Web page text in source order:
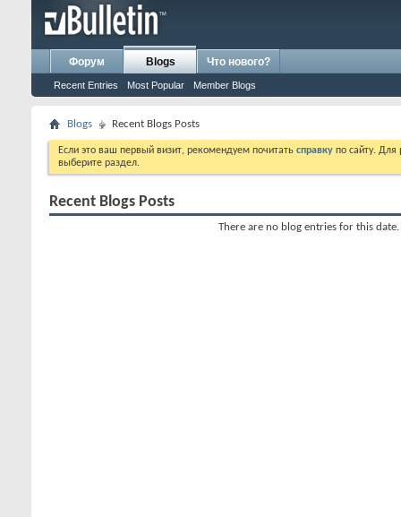
Форум Blogs
Recent Entries Most Popular Member Blogs
Что нового?
Blogs Recent Blogs Posts
Если это ваш первый визит, рекомендуем почитать справку по сайту.
выберите раздел.
Recent Blogs Posts
There are no blog entries for this date.